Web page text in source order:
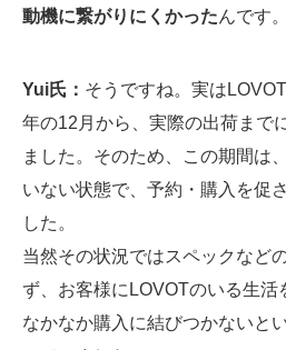
動機に繋がりにくかったんです。
Yui氏： そうですね。実は
年の12月から、実際の出荷まで
ました。そのため、この期間は
いない状態で、予約・購入を促
した。
当然その状況ではスペックなど
ず、お客様にLOVOTのいる生活
なかなか購入に結びつかないと